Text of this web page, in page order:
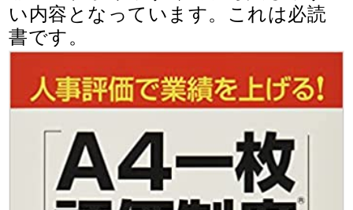
い内容となっています。これは必読
書です。